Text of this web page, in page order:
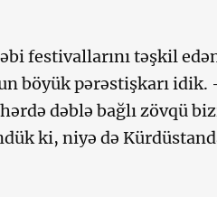
festivallarını təşkil
böyük pərəstişkarı idik.
dəblə bağlı zövqü
ki, niyə də